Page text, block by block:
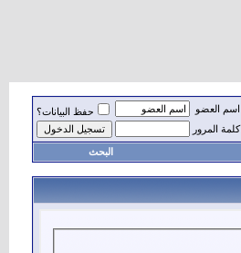
اسم العضو
حفظ البيانات؟
كلمة المرور
البحث